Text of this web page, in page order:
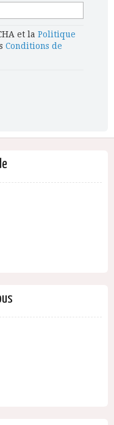
et la Politique
Conditions de